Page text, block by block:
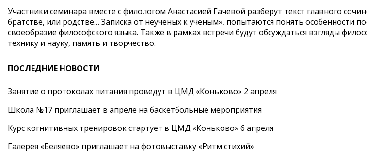
Участники семинара вместе с филологом Анастасией Гачевой разберут текст главного
братстве, или родстве… Записка от неученых к ученым», попытаются понять особенности
своеобразие философского языка. Также в рамках встречи будут обсуждаться взгляды
технику и науку, память и творчество.
ПОСЛЕДНИЕ НОВОСТИ
Занятие о протоколах питания проведут в ЦМД «Коньково» 2 апреля
Школа №17 приглашает в апреле на баскетбольные мероприятия
Курс когнитивных тренировок стартует в ЦМД «Коньково» 6 апреля
Галерея «Беляево» приглашает на фотовыставку «Ритм стихий»